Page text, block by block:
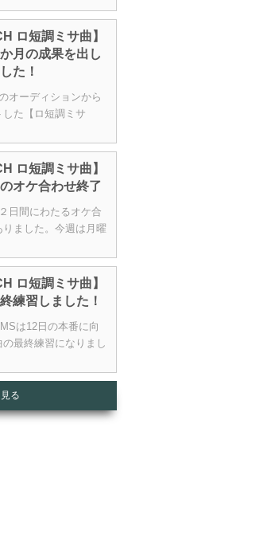
ロ短調ミサ曲】
月の成果を出し
た！
オーディションから
した【ロ短調ミサ
ロ短調ミサ曲】
オケ合わせ終了
日間にわたるオケ合
りました。今週は月曜
ロ短調ミサ曲】
練習しました！
は12日の本番に向
の最終練習になりまし
る